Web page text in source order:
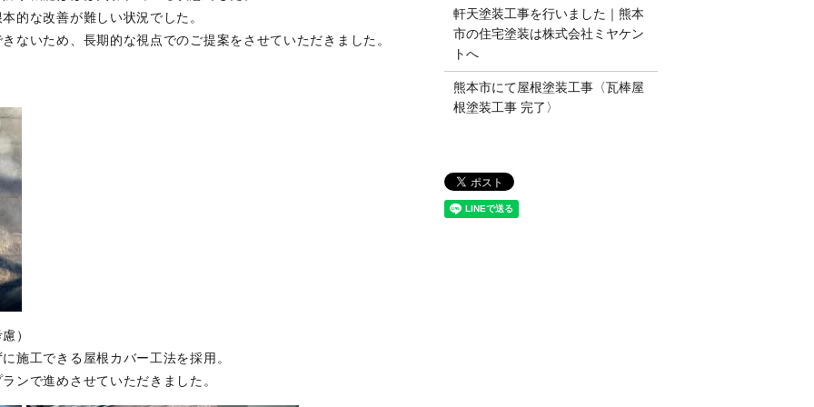
的な改善が難しい状況でした。
ないため、長期的な視点でのご提案をさせていただきました。
）
施工できる屋根カバー工法を採用。
ンで進めさせていただきました。
軒天塗装工事を行いました｜熊本
市の住宅塗装は株式会社ミヤケン
トへ
熊本市にて屋根塗装工事〈瓦棒屋
根塗装工事 完了〉